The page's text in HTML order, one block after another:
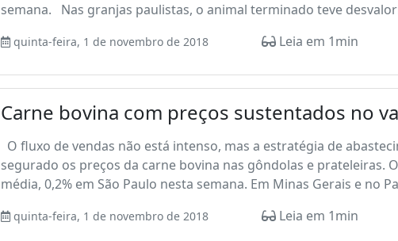
semana. Nas granjas paulistas, o animal terminado teve
quinta-feira, 1 de novembro de 2018 Leia em 1min
Carne bovina com preços sustentados no
O fluxo de vendas não está intenso, mas a estratégia de
segurado os preços da carne bovina nas gôndolas e prateleiras.
média, 0,2% em São Paulo nesta semana. Em Minas Gerais e no
quinta-feira, 1 de novembro de 2018 Leia em 1min